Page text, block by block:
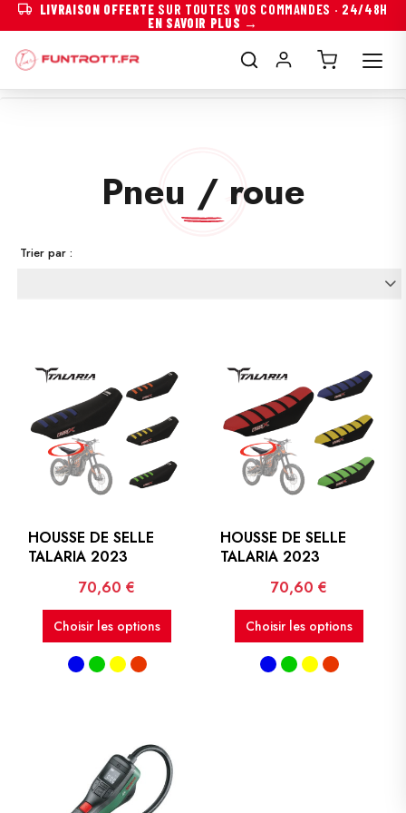
LIVRAISON OFFERTE SUR TOUTES VOS COMMANDES · 24/48H
EN SAVOIR PLUS →
Pneu / roue
Trier par :
HOUSSE DE SELLE
TALARIA 2023
Prix
70,60 €
Choisir les options
HOUSSE DE SELLE
TALARIA 2023
Prix
70,60 €
Choisir les options